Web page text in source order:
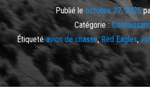
Publié le octobre 27, 2025
Catégorie :
Étiqueté avion de chasse,Red Eagles,